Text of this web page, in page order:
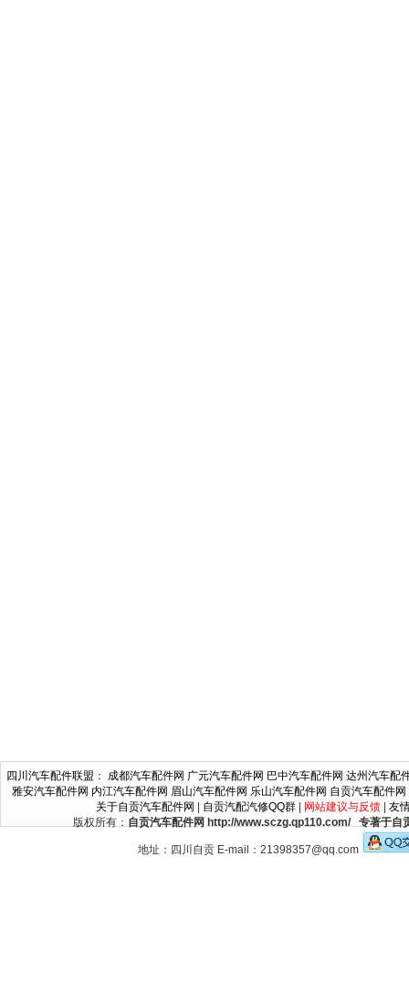
四川汽车配件联盟 ： 成都汽车配件网 广元汽车配件网 巴中汽车配件网 达州汽车配
雅安汽车配件网 内江汽车配件网 眉山汽车配件网 乐山汽车配件网 自贡汽车配件网
关于自贡汽车配件网
自贡汽配汽修QQ群| 网站建议与反馈| 友
版权所有： 自贡汽车配件网 http://www.sczg.qp110.com/ 专著于自
地址：四川自贡 E-mail：21398357@qq.com